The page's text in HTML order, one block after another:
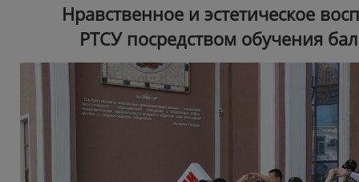
Нравственное и эстетическое
РТСУ посредством обучения